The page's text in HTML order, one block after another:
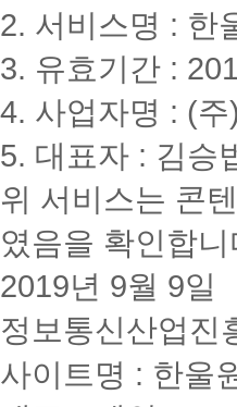
2. 서비스명 : 한
3. 유효기간 :
4. 사업자명 : (
5. 대표자 : 김승
위 서비스는 콘
였음을 확인합니
2019년 9월 9일
정보통신산업진
사이트명 : 한울